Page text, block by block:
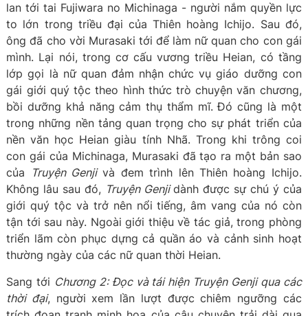
lan tới tai Fujiwara no Michinaga - người nắm quyền lực
to lớn trong triều đại của Thiên hoàng Ichijo. Sau đó,
ông đã cho vời Murasaki tới để làm nữ quan cho con gái
mình. Lại nói, trong cơ cấu vương triều Heian, có tầng
lớp gọi là nữ quan đảm nhận chức vụ giáo dưỡng con
gái giới quý tộc theo hình thức trò chuyện văn chương,
bồi dưỡng khả năng cảm thụ thẩm mĩ. Đó cũng là một
trong những nền tảng quan trọng cho sự phát triển của
nền văn học Heian giàu tính Nhã. Trong khi trông coi
con gái của Michinaga, Murasaki đã tạo ra một bản sao
của
Truyện Genjivà đem trình lên Thiên hoàng Ichijo.
Không lâu sau đó, Truyện Genjidành được sự chú ý của
giới quý tộc và trở nên nổi tiếng, âm vang của nó còn
tận tới sau này. Ngoài giới thiệu về tác giả, trong phòng
triển lãm còn phục dựng cả quần áo và cảnh sinh hoạt
thường ngày của các nữ quan thời Heian.
Sang tới Chương 2: Đọc và tái hiện Truyện Genji qua các
thời đại, người xem lần lượt được chiêm ngưỡng các